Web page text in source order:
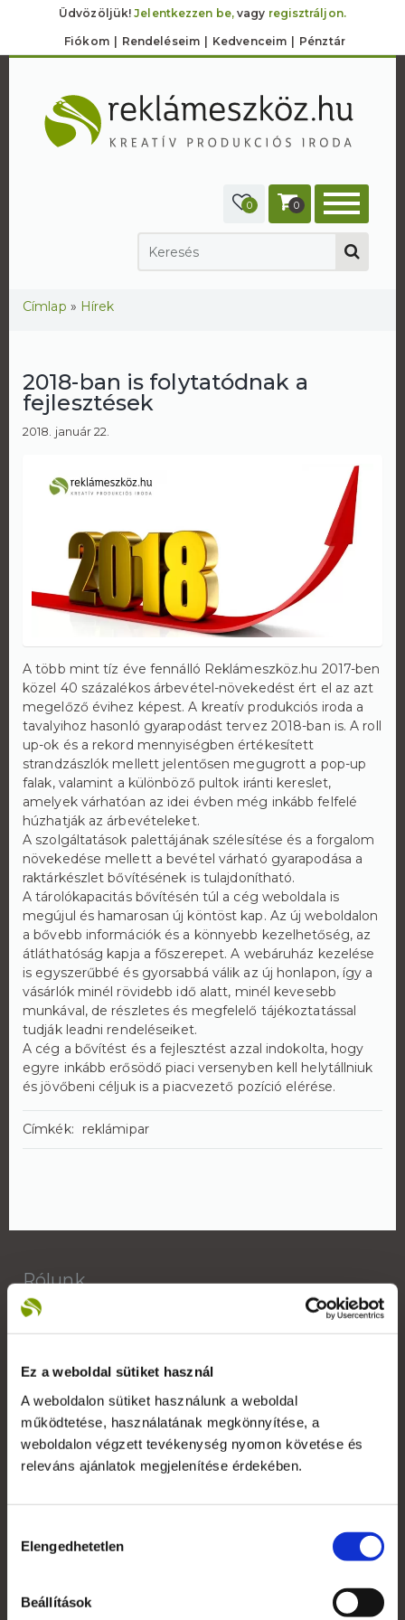
Ez a weboldal sütiket használ
A weboldalon sütiket használunk a weboldal
működtetése, használatának megkönnyítése, a
weboldalon végzett tevékenység nyomon követése és
releváns ajánlatok megjelenítése érdekében.
kiválasztása
Elengedhetetlen
Beállítások
Üdvözöljük!Jelentkezzen be,vagy regisztráljon.
Fiókom Rendeléseim Kedvenceim Pénztár
0 0
Jelenlegi hely
Címlap » Hírek
2018-ban is folytatódnak a
fejlesztések
2018. január 22.
A több mint tíz éve fennálló Reklámeszköz.hu 2017-ben
közel 40 százalékos árbevétel-növekedést ért el az azt
megelőző évihez képest. A kreatív produkciós iroda a
tavalyihoz hasonló gyarapodást tervez 2018-ban is. A roll
up-ok és a rekord mennyiségben értékesített
strandzászlók mellett jelentősen megugrott a pop-up
falak, valamint a különböző pultok iránti kereslet,
amelyek várhatóan az idei évben még inkább felfelé
húzhatják az árbevételeket.
A szolgáltatások palettájának szélesítése és a forgalom
növekedése mellett a bevétel várható gyarapodása a
raktárkészlet bővítésének is tulajdonítható.
A tárolókapacitás bővítésén túl a cég weboldala is
megújul és hamarosan új köntöst kap. Az új weboldalon
a bővebb információk és a könnyebb kezelhetőség, az
átláthatóság kapja a főszerepet. A webáruház kezelése
is egyszerűbbé és gyorsabbá válik az új honlapon, így a
vásárlók minél rövidebb idő alatt, minél kevesebb
munkával, de részletes és megfelelő tájékoztatással
tudják leadni rendeléseiket.
A cég a bővítést és a fejlesztést azzal indokolta, hogy
egyre inkább erősödő piaci versenyben kell helytállniuk
és jövőbeni céljuk is a piacvezető pozíció elérése.
Címkék: reklámipar
Rólunk
A Reklámeszköz.hu 2007-ben kifejezetten beltéri
display reklámok gyártására alakult vállalkozás. Saját
versenyképes árakkal kiszolgálni ügyfeleinket.
+36 1 783 5355
Szakmai szótár